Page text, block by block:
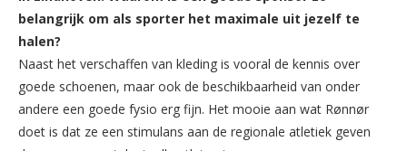
belangrijk om als sporter het maximale uit jezelf te
halen?
Naast het verschaffen van kleding is vooral de kennis over
goede schoenen, maar ook de beschikbaarheid van onder
andere een goede fysio erg fijn. Het mooie aan wat Rønnør
doet is dat ze een stimulans aan de regionale atletiek geven